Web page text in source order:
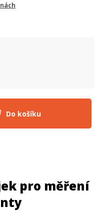
Do košíku
pro měření